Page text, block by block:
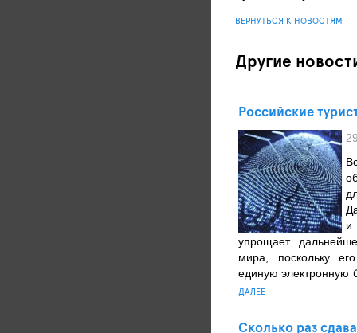
ВЕРНУТЬСЯ К НОВОСТЯМ
Другие
Российские
и
упрощает
мира, поскольку
единую электронную
ДАЛЕЕ
Сколько раз